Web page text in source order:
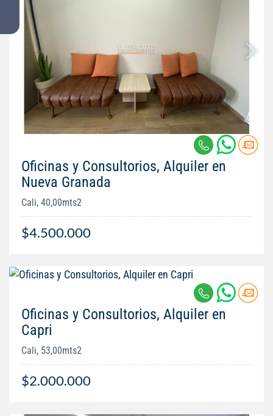
Oficinas y Consultorios, Alquiler en
Nueva Granada
Cali, 40,00mts2
$4.500.000
Oficinas y Consultorios, Alquiler en
Capri
Cali, 53,00mts2
$2.000.000